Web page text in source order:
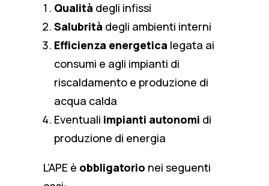
Qualità degli infissi
Salubrità degli ambienti interni
Efficienza energetica legata ai
consumi e agli impianti di
riscaldamento e produzione di
acqua calda
Eventuali impianti autonomi di
produzione di energia
L’APE è obbligatorio nei seguenti